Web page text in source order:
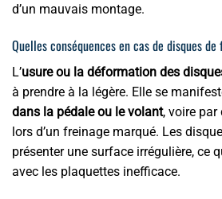
d’un mauvais montage.
Quelles conséquences en cas de disques
L’usure ou la déformation des
à prendre à la légère. Elle se
dans la pédale ou le volant, voire par
lors d’un freinage marqué. Les
présenter une surface irrégulière, ce
avec les plaquettes inefficace.